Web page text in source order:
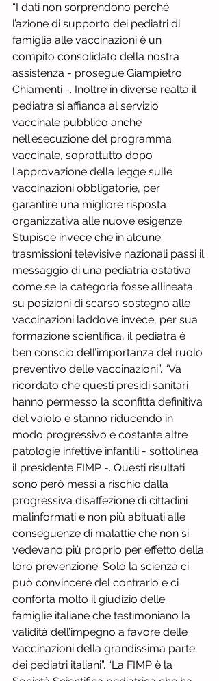
“I dati non sorprendono perché
l’azione di supporto dei pediatri di
famiglia alle vaccinazioni è un
compito consolidato della nostra
assistenza - prosegue Giampietro
Chiamenti -. Inoltre in diverse realtà il
pediatra si affianca al servizio
vaccinale pubblico anche
nell'esecuzione del programma
vaccinale, soprattutto dopo
l'approvazione della legge sulle
vaccinazioni obbligatorie, per
garantire una migliore risposta
organizzativa alle nuove esigenze.
Stupisce invece che in alcune
trasmissioni televisive nazionali passi il
messaggio di una pediatria ostativa
come se la categoria fosse allineata
su posizioni di scarso sostegno alle
vaccinazioni laddove invece, per sua
formazione scientifica, il pediatra è
ben conscio dell’importanza del ruolo
preventivo delle vaccinazioni”. “Va
ricordato che questi presidi sanitari
hanno permesso la sconfitta definitiva
del vaiolo e stanno riducendo in
modo progressivo e costante altre
patologie infettive infantili - sottolinea
il presidente FIMP -. Questi risultati
sono però messi a rischio dalla
progressiva disaffezione di cittadini
malinformati e non più abituati alle
conseguenze di malattie che non si
vedevano più proprio per effetto della
loro prevenzione. Solo la scienza ci
può convincere del contrario e ci
conforta molto il giudizio delle
famiglie italiane che testimoniano la
validità dell’impegno a favore delle
vaccinazioni della grandissima parte
dei pediatri italiani”. “La FIMP è la